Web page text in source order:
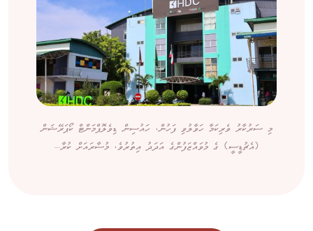
މި ސަރުކާރު ވެރިކަމާ ހަވާލުވި ފަހުން، ހައުސިން ޑިވެލޮޕްމަންޓް ކޯޕަރޭޝަން
(އެޗުޑީސީ) ގެ މުވައްޒަފުންގެ އަދަދު އިތުރުވެ، މުސާރައަށް ކުރާ...